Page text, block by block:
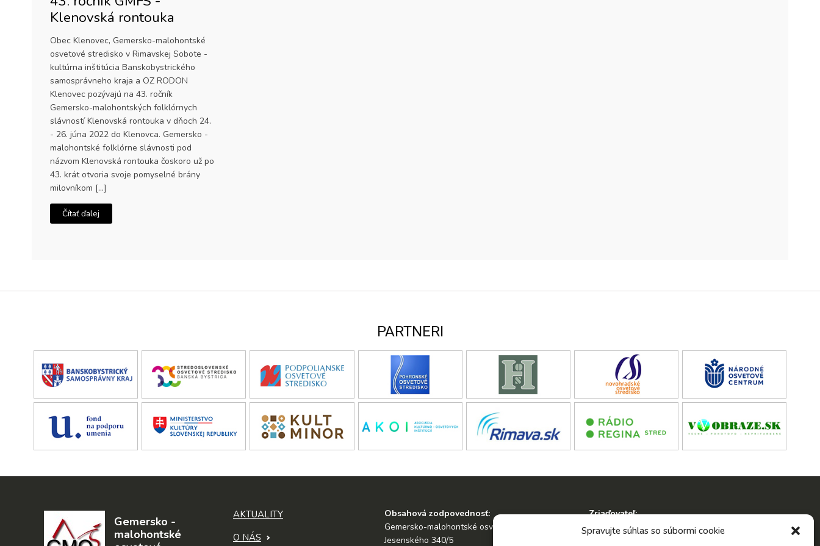
Spravujte súhlas so súbormi cookie
Klenovská rontouka
Obec Klenovec, Gemersko-malohontské
osvetové stredisko v Rimavskej Sobote -
kultúrna inštitúcia Banskobystrického
samosprávneho kraja a OZ RODON
Klenovec pozývajú na 43. ročník
Gemersko-malohontských folklórnych
slávností Klenovská rontouka v dňoch 24.
- 26. júna 2022 do Klenovca. Gemersko -
malohontské folklórne slávnosti pod
názvom Klenovská rontouka čoskoro už po
43. krát otvoria svoje pomyselné brány
milovníkom […]
Čítať ďalej
PARTNERI
Gemersko -
malohontské
AKTUALITY
O NÁS
Obsahová zodpovednosť:
Gemersko-malohontské osvetové stredisko
Jesenského 340/5
Zriaďovateľ: